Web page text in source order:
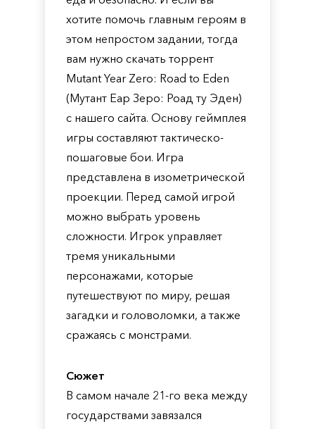
хотите помочь главным героям в
этом непростом задании, тогда
вам нужно скачать торрент
Mutant Year Zero: Road to Eden
(Мутант Еар Зеро: Роад ту Эден)
с нашего сайта. Основу геймплея
игры составляют тактическо-
пошаговые бои. Игра
представлена в изометрической
проекции. Перед самой игрой
можно выбрать уровень
сложности. Игрок управляет
тремя уникальными
персонажами, которые
путешествуют по миру, решая
загадки и головоломки, а также
сражаясь с монстрами.
Сюжет
В самом начале 21-го века между
государствами завязался